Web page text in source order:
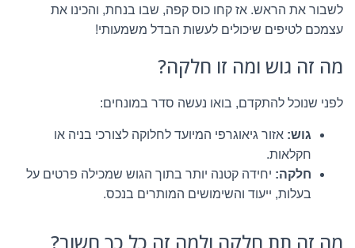
לשבור את הראש. אז קחו כוס קפה, שבו בנחת, והכינו את
עצמכם לטיפים שיכולים לעשות הבדל משמעותי!
מה זה גוש ומה זו חלקה?
לפני שנוכל להתקדם, בואו נעשה סדר במונחים:
גוש: אזור גיאוגרפי המיועד לחלוקה לצורכי בניה או
חקלאות.
חלקה: יחידה קטנה יותר בתוך הגוש שמכילה פרטים על
בעלות, ייעוד והשימושים המותרים בנכס.
מה זה תת חלקה ולמה זה כל כך חשוב?